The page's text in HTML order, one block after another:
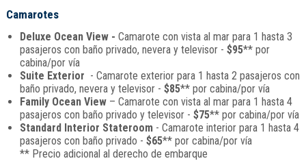
Camarotes
Deluxe Ocean View - Camarote con vista al mar para 1 hasta 3
pasajeros con baño privado, nevera y televisor - $95** por
cabina/por vía
Suite Exterior - Camarote exterior para 1 hasta 2 pasajeros con
baño privado, nevera y televisor - $85** por cabina/por vía
Family Ocean View– Camarote con vista al mar para 1 hasta 4
pasajeros con baño privado y televisor - $75** por cabina/por vía
Standard Interior Stateroom- Camarote interior para 1 hasta 4
pasajeros con baño privado - $65** por cabina/por vía
** Precio adicional al derecho de embarque